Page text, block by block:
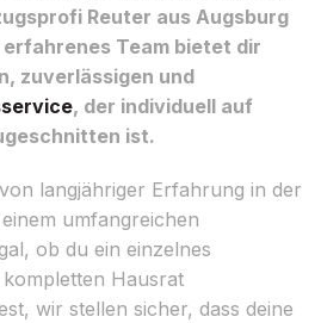
Reuter aus Augsburg
Team bietet dir
zuverlässigen und
, der individuell auf
ist.
langjähriger Erfahrung in der
umfangreichen
ob du ein einzelnes
Hausrat
wir stellen sicher, dass deine